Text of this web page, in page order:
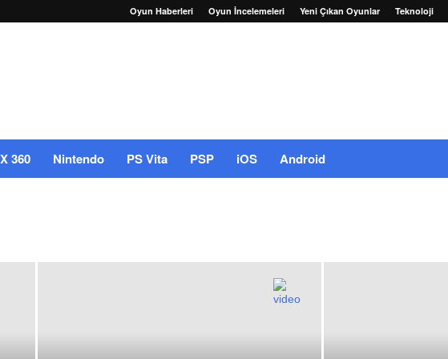
Oyun Haberleri Oyun İncelemeleri Yeni Çıkan Oyunlar Teknoloji
360 Nintendo PS Vita PSP iOS Android